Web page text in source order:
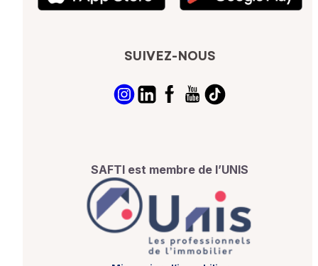
SUIVEZ-NOUS
SAFTI est membre de l’UNIS